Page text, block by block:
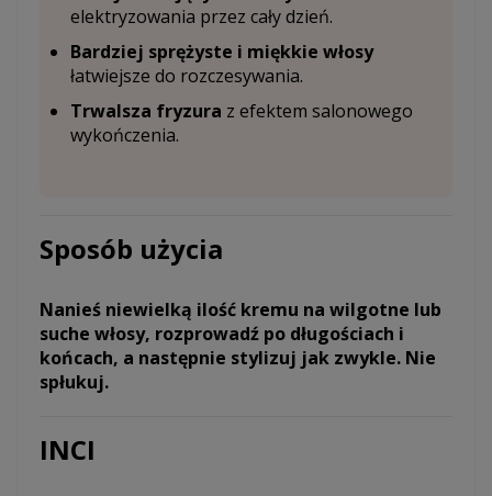
elektryzowania przez cały dzień.
Bardziej sprężyste i miękkie włosy
łatwiejsze do rozczesywania.
Trwalsza fryzura z efektem salonowego
wykończenia.
Sposób użycia
Nanieś niewielką ilość kremu na wilgotne lub
suche włosy, rozprowadź po długościach i
końcach, a następnie stylizuj jak zwykle. Nie
spłukuj.
INCI